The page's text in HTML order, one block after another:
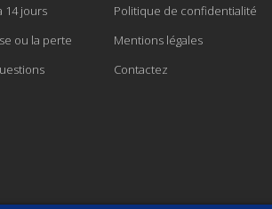
14 jours
ou la perte
Politique de confidentialité
Mentions légales
Contactez